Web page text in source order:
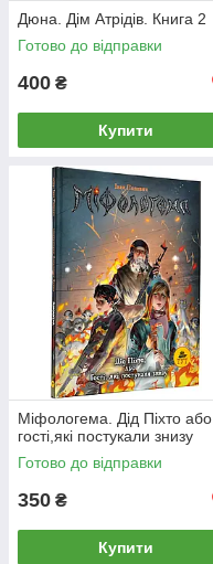
Дюна. Дім Атрідів. Книга 2
Готово до відправки
400 ₴
Купити
Міфологема. Дід Піхто або
гості,які постукали знизу
Готово до відправки
350 ₴
Купити